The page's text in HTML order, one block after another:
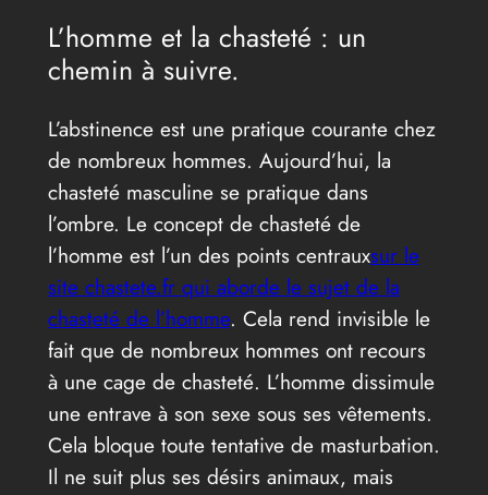
L’homme et la chasteté : un
chemin à suivre.
L’abstinence est une pratique courante chez
de nombreux hommes. Aujourd’hui, la
chasteté masculine se pratique dans
l’ombre. Le concept de chasteté de
l’homme est l’un des points centrauxsur le
site chastete.fr qui aborde le sujet de la
chasteté de l’homme. Cela rend invisible le
fait que de nombreux hommes ont recours
à une cage de chasteté. L’homme dissimule
une entrave à son sexe sous ses vêtements.
Cela bloque toute tentative de masturbation.
Il ne suit plus ses désirs animaux, mais